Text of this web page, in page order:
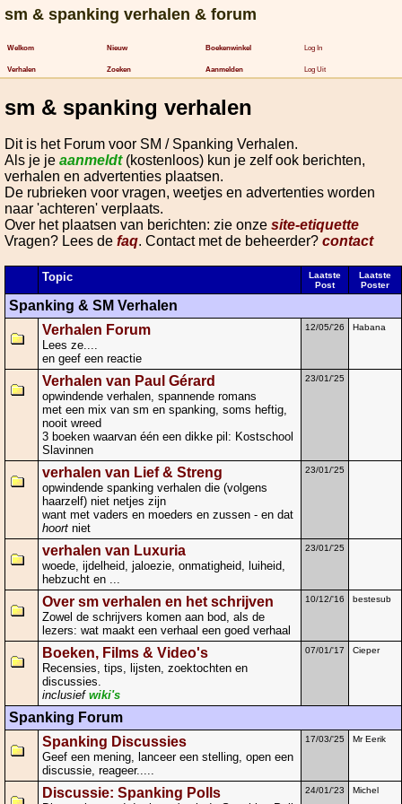
sm & spanking verhalen & forum
Welkom
Verhalen
Nieuw
Zoeken
Boekenwinkel
Aanmelden
Log In
Log Uit
sm & spanking verhalen
Dit is het Forum voor SM / Spanking Verhalen.
Als je je aanmeldt(kostenloos) kun je zelf ook berichten,
verhalen en advertenties plaatsen.
De rubrieken voor vragen, weetjes en advertenties worden
naar 'achteren' verplaats.
Over het plaatsen van berichten: zie onze site-etiquette
Vragen? Lees de faq. Contact met de beheerder? contact
Topic
Laatste
Post
Laatste
Poster
Spanking & SM Verhalen
Verhalen Forum
Lees ze....
en geef een reactie
12/05/'26 Habana
Verhalen van Paul Gérard
opwindende verhalen, spannende romans
met een mix van sm en spanking, soms heftig,
nooit wreed
3 boeken waarvan één een dikke pil: Kostschool
Slavinnen
23/01/'25
verhalen van Lief & Streng
opwindende spanking verhalen die (volgens
haarzelf) niet netjes zijn
want met vaders en moeders en zussen - en dat
hoort niet
23/01/'25
verhalen van Luxuria
woede, ijdelheid, jaloezie, onmatigheid, luiheid,
hebzucht en ...
23/01/'25
Over sm verhalen en het schrijven
Zowel de schrijvers komen aan bod, als de
lezers: wat maakt een verhaal een goed verhaal
10/12/'16 bestesub
Boeken, Films & Video's
Recensies, tips, lijsten, zoektochten en
discussies.
inclusief wiki's
07/01/'17 Cieper
Spanking Forum
Spanking Discussies
Geef een mening, lanceer een stelling, open een
discussie, reageer.....
17/03/'25 Mr Eerik
Discussie: Spanking Polls 24/01/'23 Michel